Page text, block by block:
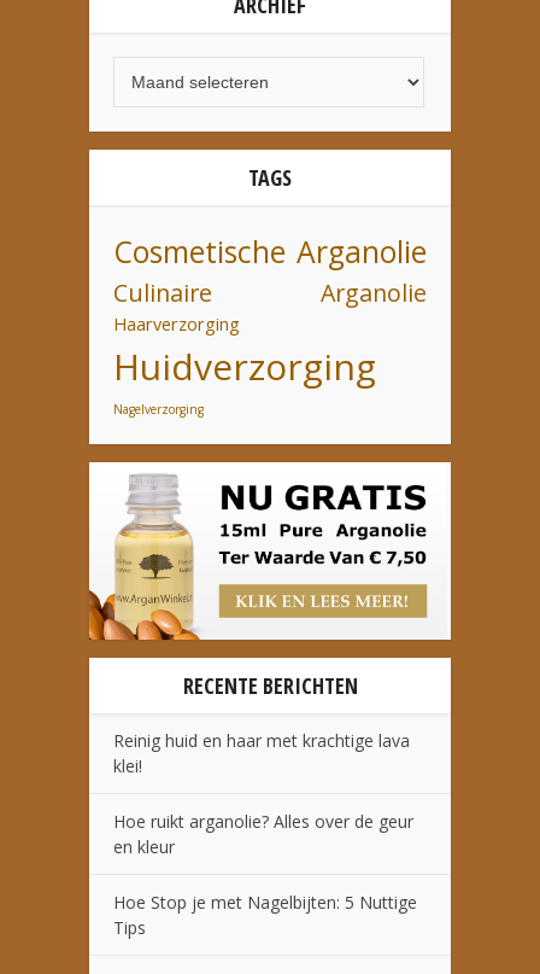
TAGS
Cosmetische Arganolie
Culinaire Arganolie
Haarverzorging
Huidverzorging
Nagelverzorging
RECENTE BERICHTEN
Reinig huid en haar met krachtige lava
klei!
Hoe ruikt arganolie? Alles over de geur
en kleur
Hoe Stop je met Nagelbijten: 5 Nuttige
Tips